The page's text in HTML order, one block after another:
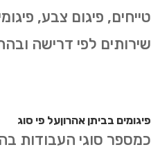
טייחים, פיגום צבע,
שירותים לפי דרישה
פיגומים בביתן אהרוןעל פי סוג
כמספר סוגי העבודות